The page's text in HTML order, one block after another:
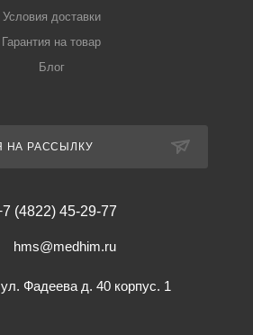
Условия доставки
Гарантия на товар
Блог
НА РАССЫЛКУ
(4822) 45-29-77
hms@medhim.ru
Фадеева д. 40 корпус. 1